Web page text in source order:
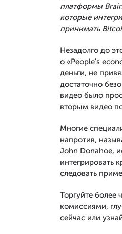
платформы
которые
принимать
Незадолго до
о «People's
деньги, не
достаточно
видео было
вторым видео
Многие
напротив,
John Donahoe,
интегрировать
следовать
Торгуйте более
комиссиями,
сейчас или